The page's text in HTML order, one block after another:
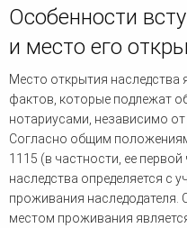
Особенности
и место его
Место открытия наследства
фактов, которые подлежат
нотариусами, независимо
Согласно общим
1115 (в частности, ее
наследства определяется с
проживания наследодателя.
местом проживания